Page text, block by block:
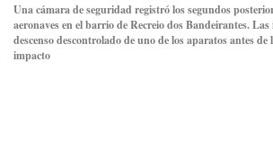
Una cámara de seguridad registró los segundos
aeronaves en el barrio de Recreio dos Bandeirantes.
descenso descontrolado de uno de los aparatos antes
impacto